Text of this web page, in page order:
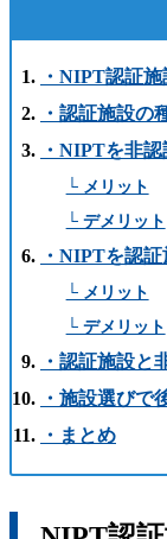
・NIPT認証
・認証施設の
・NIPTを非
└ メリット
└ デメリット
・NIPTを認
└ メリット
└ デメリット
・認証施設と
・施設選びで
・まとめ